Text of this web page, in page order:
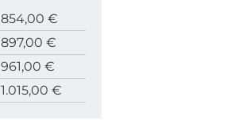
854,00 €
897,00 €
961,00 €
1.015,00 €